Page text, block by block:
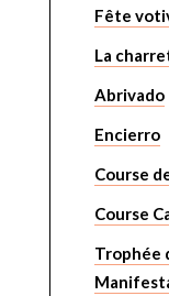
Fête
La
Abrivado
Encierro
Course
Course
Trophée